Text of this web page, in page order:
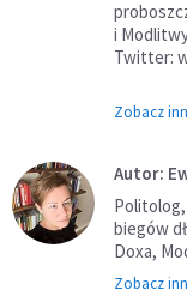
i
Twitter:
Zobacz
Autor:
biegów
Doxa,
Zobacz